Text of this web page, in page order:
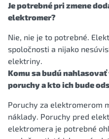
Je potrebné pri zmene
elektromer?
Nie, nie je to potrebné.
spoločnosti a nijako
elektriny.
Komu sa budú
poruchy a kto ich bude
Poruchy za elektromerom
náklady. Poruchy pred
elektromera je potrebné